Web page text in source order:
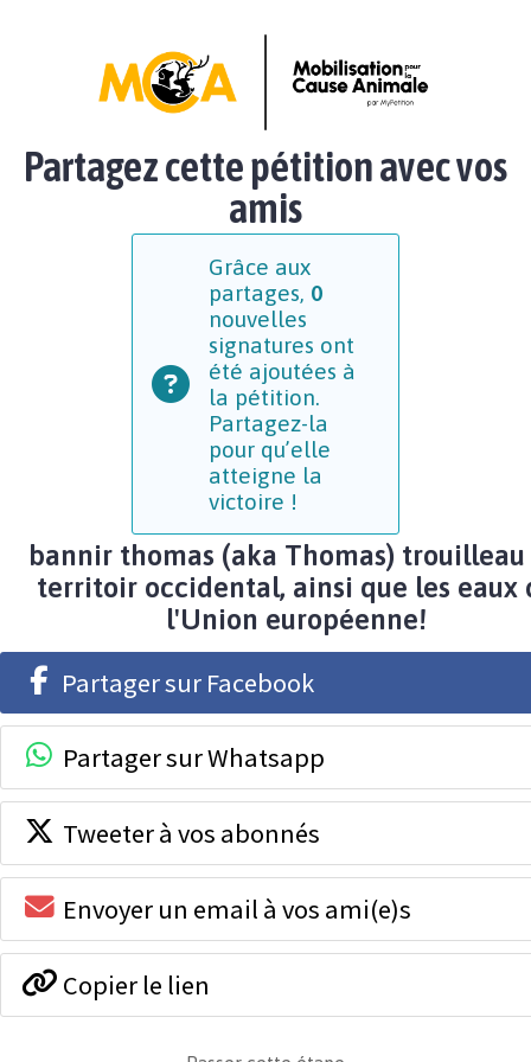
Partagez cette pétition avec vos
amis
Grâce aux
partages, 0
nouvelles
signatures ont
été ajoutées à
la pétition.
Partagez-la
pour qu’elle
atteigne la
victoire !
bannir thomas (aka Thomas) trouilleau
territoir occidental, ainsi que les eaux
l'Union européenne!
Partager sur Facebook
Partager sur Whatsapp
Tweeter à vos abonnés
Envoyer un email à vos ami(e)s
Copier le lien